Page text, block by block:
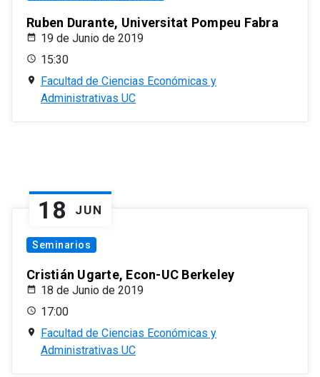
Ruben Durante, Universitat Pompeu Fabra
19 de Junio de 2019
15:30
Facultad de Ciencias Económicas y
Administrativas UC
18 JUN
Seminarios
Cristián Ugarte, Econ-UC Berkeley
18 de Junio de 2019
17:00
Facultad de Ciencias Económicas y
Administrativas UC